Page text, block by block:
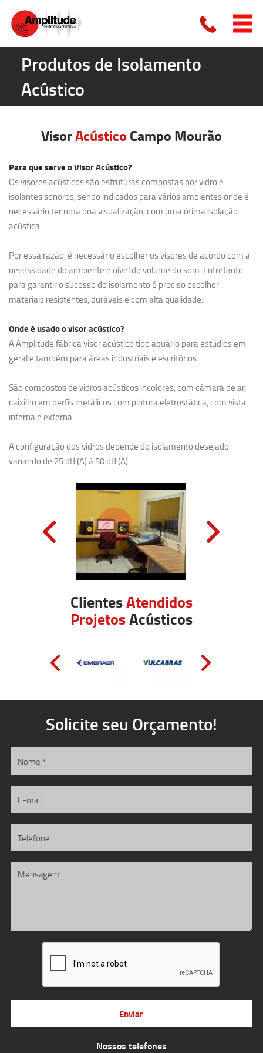
Produtos de Isolamento
Acústico
VisorAcústico Campo Mourão
Para que serve o Visor Acústico?
Os visores acústicos são estruturas compostas por vidro e
isolantes sonoros, sendo indicados para vários ambientes onde é
necessário ter uma boa visualização, com uma ótima isolação
acústica.
Por essa razão, é necessário escolher os visores de acordo com a
necessidade do ambiente e nível do volume do som. Entretanto,
para garantir o sucesso do isolamento é preciso escolher
materiais resistentes, duráveis e com alta qualidade.
Onde é usado o visor acústico?
A Amplitude fábrica visor acústico tipo aquário para estúdios em
geral e também para áreas industriais e escritórios.
São compostos de vidros acústicos incolores, com câmara de ar,
caixilho em perfis metálicos com pintura eletrostática, com vista
interna e externa.
A configuração dos vidros depende do isolamento desejado
variando de 25 dB (A) à 50 dB (A).
ClientesAtendidos
ProjetosAcústicos
Nossos telefones
Solicite seu Orçamento!
Enviar